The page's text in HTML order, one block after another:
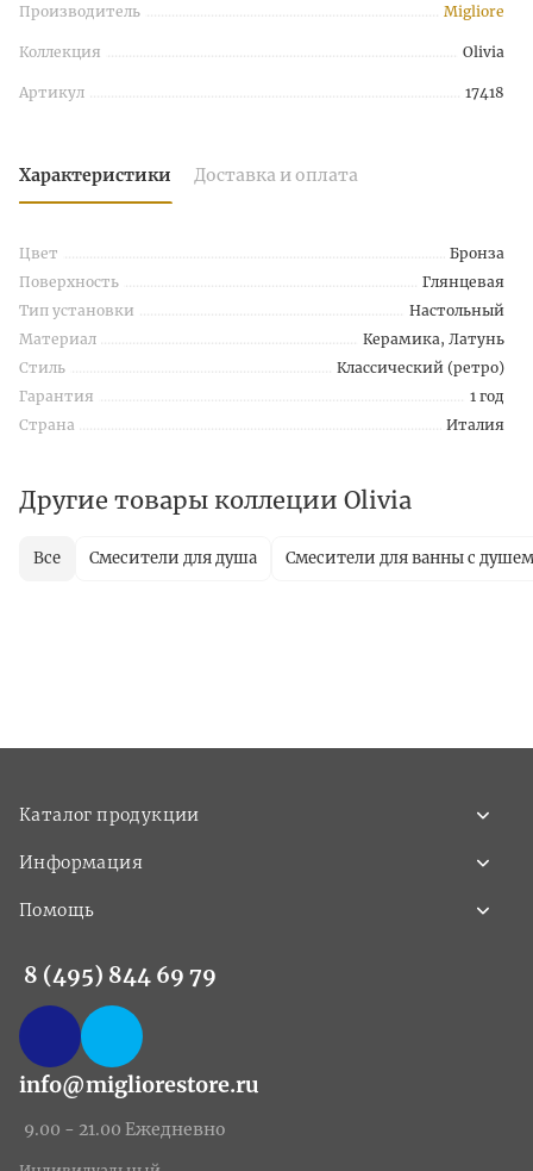
Производитель Migliore
Коллекция Olivia
Артикул 17418
Характеристики Доставка и оплата
Цвет
Бронза
Поверхность
Глянцевая
Тип установки
Настольный
Материал
Керамика, Латунь
Стиль
Классический (ретро)
Гарантия
1 год
Страна
Италия
Другие товары коллеции Olivia
Все Смесители для душа Смесители для ванны с душем
Каталог продукции
Информация
Помощь
8 (495) 844 69 79
info@migliorestore.ru
9.00 - 21.00 Ежедневно